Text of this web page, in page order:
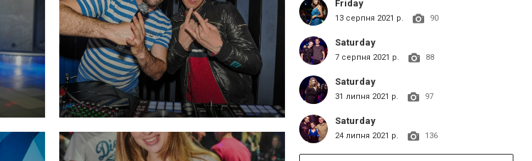
Friday
13 серпня 2021 р. 90
Saturday
7 серпня 2021 р. 88
Saturday
31 липня 2021 р. 97
Saturday
24 липня 2021 р. 136